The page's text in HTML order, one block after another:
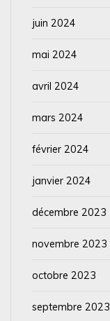
juin 2024
mai 2024
avril 2024
mars 2024
février 2024
janvier 2024
décembre 2023
novembre 2023
octobre 2023
septembre 2023